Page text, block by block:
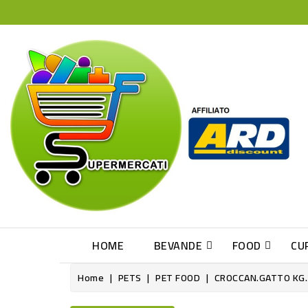
HOME BEVANDE FOOD
Home PETS PET FOOD CROCCAN.GATTO